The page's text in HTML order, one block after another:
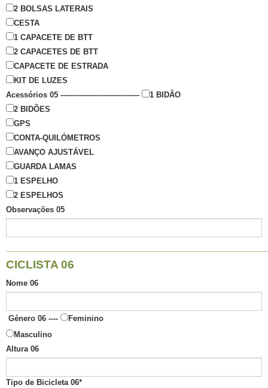
2 BOLSAS LATERAIS
CESTA
1 CAPACETE DE BTT
2 CAPACETES DE BTT
CAPACETE DE ESTRADA
KIT DE LUZES
Acessórios 05 ---------------------------------
1 BIDÃO
2 BIDÕES
GPS
CONTA-QUILÓMETROS
AVANÇO AJUSTÁVEL
GUARDA LAMAS
1 ESPELHO
2 ESPELHOS
Observações 05
CICLISTA 06
Nome 06
Género 06 ----
Feminino
Masculino
Altura 06
Tipo de Bicicleta 06*